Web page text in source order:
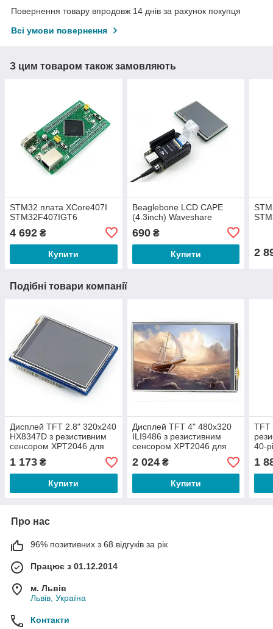
Повернення товару впродовж 14 днів за рахунок покупця
Всі умови повернення
З цим товаром також замовляють
STM32 плата XCore407I
STM32F407IGT6
4 692 ₴
Купити
Beaglebone LCD CAPE
(4.3inch) Waveshare
690₴
Купити 2
Подібні товари компанії
Дисплей TFT 2.8" 320x240
HX8347D з резистивним
сенсором XPT2046 для
Arduino UNO/Leonardo від
WaveShare
1 173 ₴
Купити
Дисплей TFT 4" 480x320
ILI9486 з резистивним
сенсором XPT2046 для
Arduino UNO/Leonardo від
WaveShare
2 024₴
Купити
TFT
40-
1
Про нас
96% позитивних з 68 відгуків за рік
Працює з 01.12.2014
м. Львів
Львів, Україна
Контакти